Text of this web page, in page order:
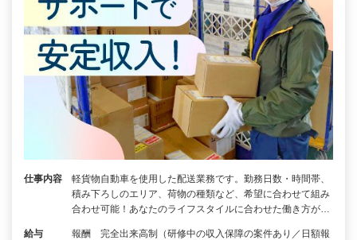
仕事内容
軽貨物自動車を使用した配送業務です。勤務日数・時間帯、
積み下ろしのエリア、荷物の種類など、希望に合わせて組み
合わせ可能！あなたのライフスタイルに合わせた働き方が…
給与 報酬 完全出来高制（研修中の収入保障の案件あり／日額報